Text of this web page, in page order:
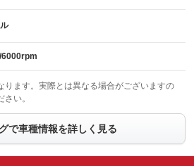
：装備あり
フロントカメラ
：装備なし
：装備なし
ます。実際とは異なる場合がございますの
い。
で車種情報を詳しく見る